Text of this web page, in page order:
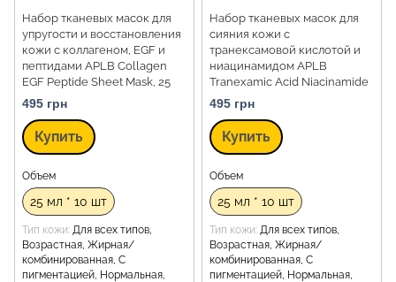
Набор тканевых масок для
упругости и восстановления
кожи с коллагеном, EGF и
пептидами APLB Collagen
EGF Peptide Sheet Mask, 25
мл * 10 шт
495 грн
Купить
Объем
25 мл * 10 шт
Тип кожи Для всех типов,
Возрастная, Жирная/
комбинированная, С
пигментацией, Нормальная,
Набор тканевых масок для
сияния кожи с
транексамовой кислотой и
ниацинамидом APLB
Tranexamic Acid Niacinamide
Sheet Mask, 25 мл * 10 шт
495 грн
Купить
Объем
25 мл * 10 шт
Тип кожи Для всех типов,
Возрастная, Жирная/
комбинированная, С
пигментацией, Нормальная,